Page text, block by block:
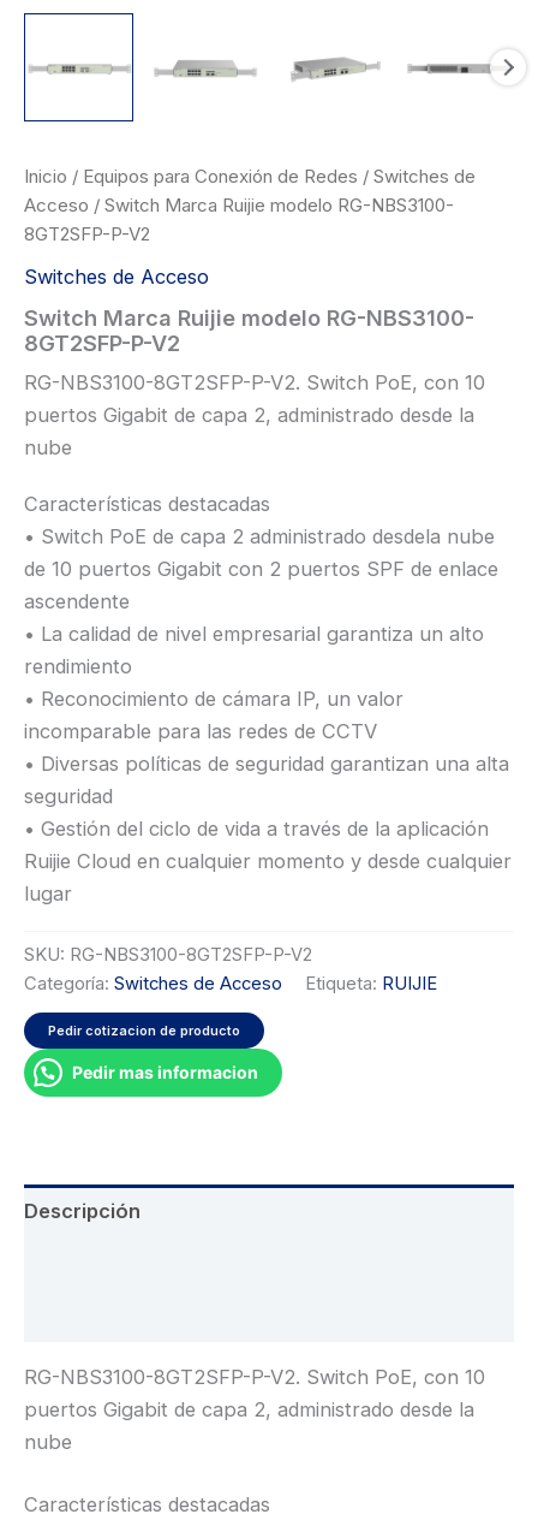
Inicio / Equipos para Conexión de Redes / Switches de
Acceso / Switch Marca Ruijie modelo RG-NBS3100-
8GT2SFP-P-V2
Switches de Acceso
Switch Marca Ruijie modelo RG-NBS3100-
8GT2SFP-P-V2
RG-NBS3100-8GT2SFP-P-V2. Switch PoE, con 10
puertos Gigabit de capa 2, administrado desde la
nube
Características destacadas
• Switch PoE de capa 2 administrado desdela nube
de 10 puertos Gigabit con 2 puertos SPF de enlace
ascendente
• La calidad de nivel empresarial garantiza un alto
rendimiento
• Reconocimiento de cámara IP, un valor
incomparable para las redes de CCTV
• Diversas políticas de seguridad garantizan una alta
seguridad
• Gestión del ciclo de vida a través de la aplicación
Ruijie Cloud en cualquier momento y desde cualquier
lugar
SKU: RG-NBS3100-8GT2SFP-P-V2
Categoría: Switches de Acceso Etiqueta: RUIJIE
Pedir cotizacion de producto
Pedir mas informacion
Descripción
RG-NBS3100-8GT2SFP-P-V2. Switch PoE, con 10
puertos Gigabit de capa 2, administrado desde la
nube
Características destacadas